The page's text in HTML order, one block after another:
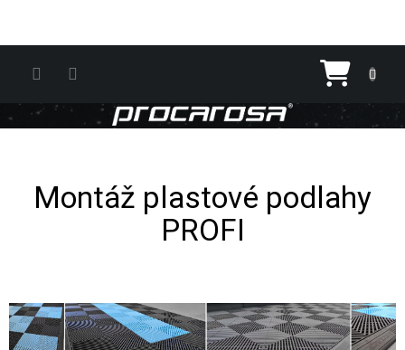
Montáž plastové podlahy
PROFI